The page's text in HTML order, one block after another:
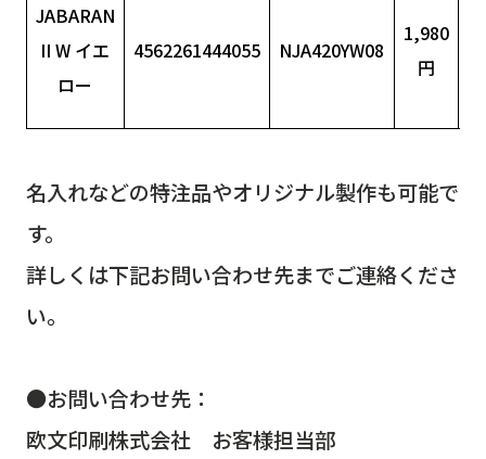
JABARAN
II W イエ
ロー
4562261444055 NJA420YW08
1,980
円
名入れなどの特注品やオリジナル製作も可能で
す。
詳しくは下記お問い合わせ先までご連絡くださ
い。
●お問い合わせ先：
欧文印刷株式会社 お客様担当部